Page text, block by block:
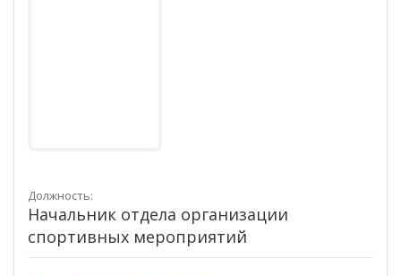
Должность:
Начальник отдела организации
спортивных мероприятий